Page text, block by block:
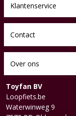
Klantenservice
Contact
Over ons
Toyfan BV
Loopfiets.be
Waterwinweg 9